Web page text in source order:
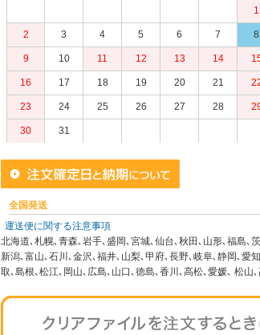
1
2 3 4 5 6 7 8
9 10 11 12 13 14
16 17 18 19 20 21
23 24 25 26 27 28
30 31
全国発送
運送便に関する注意事項
北海道､札幌､青森､岩手､盛岡､宮城､仙台､秋田､山形､福島､
新潟､富山､石川､金沢､福井､山梨､甲府､長野､岐阜､静岡､愛
取､島根､松江､岡山､広島､山口､徳島､香川､高松､愛媛､ 松